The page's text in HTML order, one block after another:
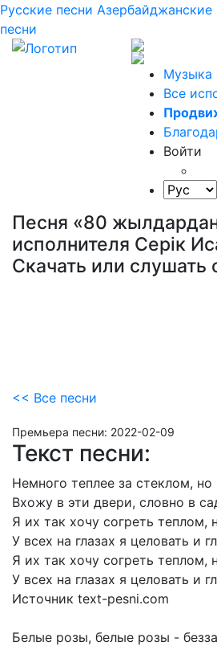
Русские песни Азербайджанские
песни
Музыка
Все
Войти
Песня «80
исполнителя Серік
Скачать или слушать
<< Все песни
Премьера песни: 2022-02-09
Текст песни:
Немного теплее за стеклом, но
Вхожу в эти двери, словно в
Я их так хочу согреть теплом,
У всех на глазах я целовать и
Я их так хочу согреть теплом,
У всех на глазах я целовать и
Источник text-pesni.com
Белые розы, белые розы -